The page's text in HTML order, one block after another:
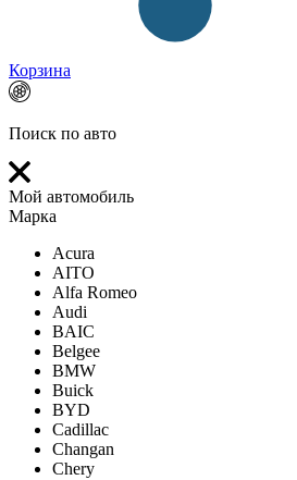
Корзина
Поиск по авто
Мой автомобиль
Марка
Acura
AITO
Alfa Romeo
Audi
BAIC
Belgee
BMW
Buick
BYD
Cadillac
Changan
Chery